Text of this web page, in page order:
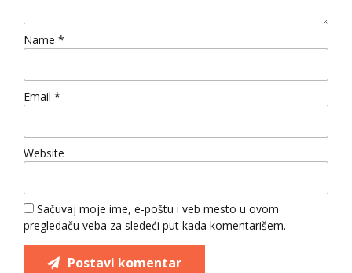
Name *
Email *
Website
Sačuvaj moje ime, e-poštu i veb mesto u ovom
pregledaču veba za sledeći put kada komentarišem.
Postavi komentar